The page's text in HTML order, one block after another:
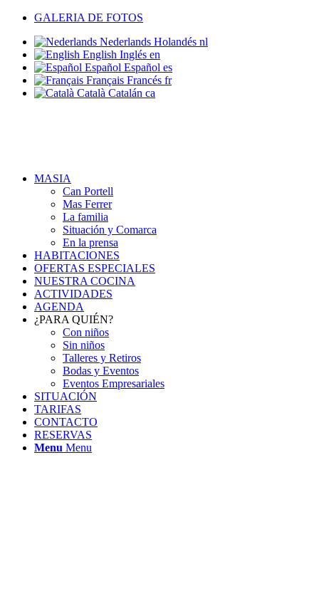
GALERIA DE FOTOS
Nederlands Holandés nl
English Inglés en
Español Español es
Français Francés fr
Català Catalán ca
MASIA
Can Portell
Mas Ferrer
La familia
Situación y Comarca
En la prensa
HABITACIONES
OFERTAS ESPECIALES
NUESTRA COCINA
ACTIVIDADES
AGENDA
¿PARA QUIÉN?
Con niños
Sin niños
Talleres y Retiros
Bodas y Eventos
Eventos Empresariales
SITUACIÓN
TARIFAS
CONTACTO
RESERVAS
Menu Menu